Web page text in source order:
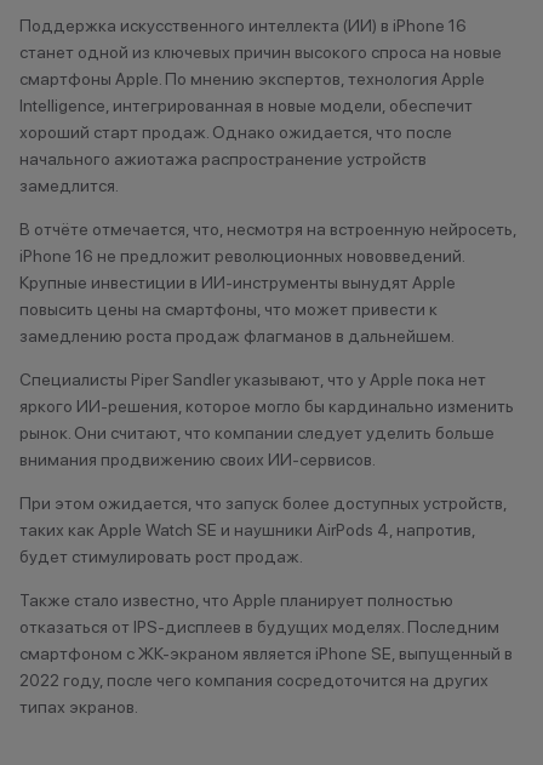
Т
Тарко-Сале
Тихорецк
Тольятти
Томск
Трехгорный
Туапсе
Туймазы
Тюмень
У
Ульяновск
Уфа
Уфа, Нагаево
Учалы
Х
Ханты- Мансийск
Поддержка искусственного интеллекта (ИИ) в iPhone 16
станет одной из ключевых причин высокого спроса на новые
смартфоны Apple. По мнению экспертов, технология Apple
Intelligence, интегрированная в новые модели, обеспечит
хороший старт продаж. Однако ожидается, что после
начального ажиотажа распространение устройств
замедлится.
В отчёте отмечается, что, несмотря на встроенную нейросеть,
iPhone 16 не предложит революционных нововведений.
Крупные инвестиции в ИИ-инструменты вынудят Apple
повысить цены на смартфоны, что может привести к
замедлению роста продаж флагманов в дальнейшем.
Специалисты Piper Sandler указывают, что у Apple пока нет
яркого ИИ-решения, которое могло бы кардинально изменить
рынок. Они считают, что компании следует уделить больше
внимания продвижению своих ИИ-сервисов.
При этом ожидается, что запуск более доступных устройств,
таких как Apple Watch SE и наушники AirPods 4, напротив,
будет стимулировать рост продаж.
Также стало известно, что Apple планирует полностью
отказаться от IPS-дисплеев в будущих моделях. Последним
смартфоном с ЖК-экраном является iPhone SE, выпущенный в
2022 году, после чего компания сосредоточится на других
типах экранов.